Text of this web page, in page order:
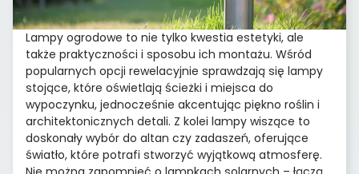
Lampy ogrodowe to nie tylko kwestia estetyki, ale
także praktyczności i sposobu ich montażu. Wśród
popularnych opcji rewelacyjnie sprawdzają się lampy
stojące, które oświetlają ścieżki i miejsca do
wypoczynku, jednocześnie akcentując piękno roślin i
architektonicznych detali. Z kolei lampy wiszące to
doskonały wybór do altan czy zadaszeń, oferujące
światło, które potrafi stworzyć wyjątkową atmosferę.